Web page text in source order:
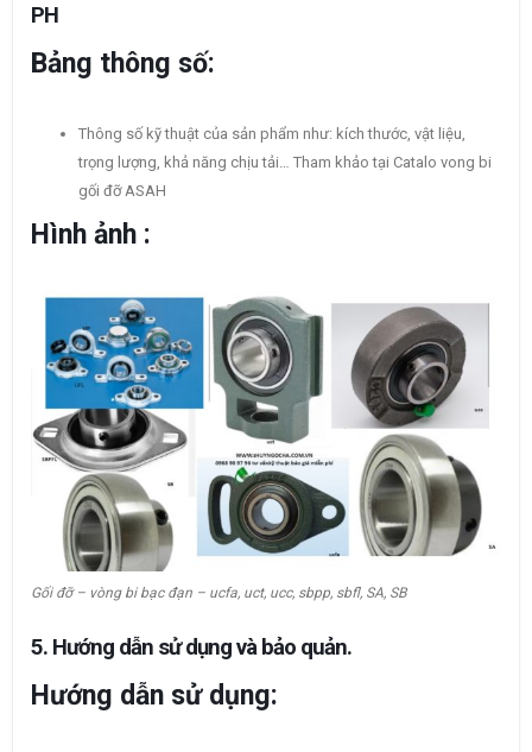
PH
Bảng thông số:
Thông số kỹ thuật của sản phẩm như: kích thước, vật liệu,
trọng lượng, khả năng chịu tải… Tham khảo tại Catalo vong bi
gối đỡ ASAH
Hình ảnh :
Gối đỡ – vòng bi bạc đạn – ucfa, uct, ucc, sbpp, sbfl, SA, SB
5. Hướng dẫn sử dụng và bảo quản.
Hướng dẫn sử dụng: